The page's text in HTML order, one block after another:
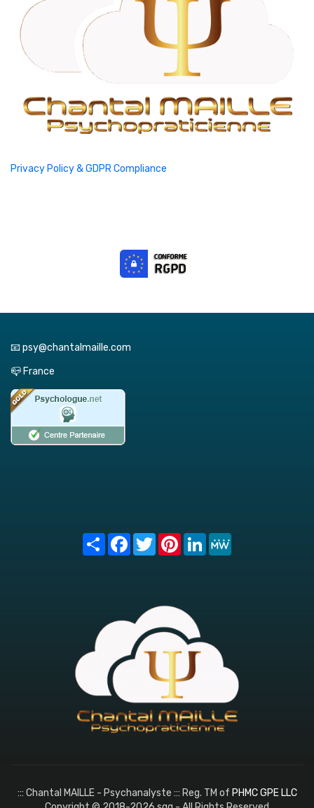
Privacy Policy & GDPR Compliance
📧 psy@chantalmaille.com
📪 France
Share FacebookTwitterPinterest
LinkedIn
::: Chantal MAILLE - Psychanalyste ::: Reg. TM of PHMC GPE LLC